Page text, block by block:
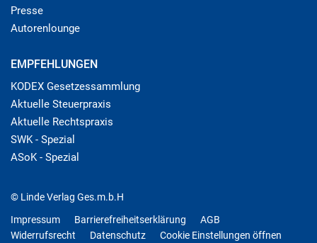
Presse
Autorenlounge
EMPFEHLUNGEN
KODEX Gesetzessammlung
Aktuelle Steuerpraxis
Aktuelle Rechtspraxis
SWK - Spezial
ASoK - Spezial
© Linde Verlag Ges.m.b.H
Impressum
Barrierefreiheitserklärung
AGB
Widerrufsrecht
Datenschutz Cookie Einstellungen öffnen